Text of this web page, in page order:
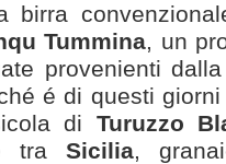
birra
Tummina, un
provenienti
é di questi
di Turuzzo
tra Sicilia,